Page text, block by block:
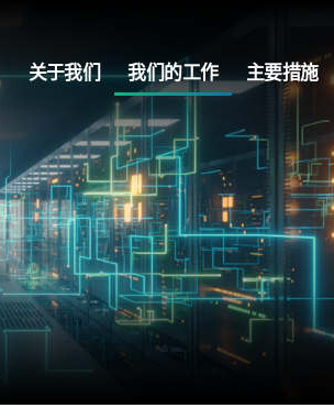
关于我们 我们的工作 主要措施